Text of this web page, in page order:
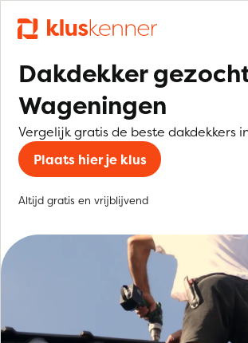
Dakdekker
Wageningen
Vergelijk gratis de beste dakdekkers
Plaats hier je klus
Altijd gratis en vrijblijvend